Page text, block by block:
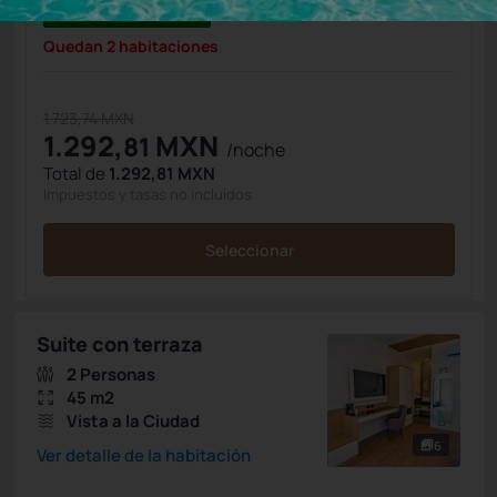
SPECIAL SALE -25%
Quedan 2 habitaciones
1.292,81 MXN /noche
Total de 1.292,81 MXN
Seleccionar
6
Suite con terraza
2 Personas
45 m2
Vista a la Ciudad
Ver detalle de la habitación